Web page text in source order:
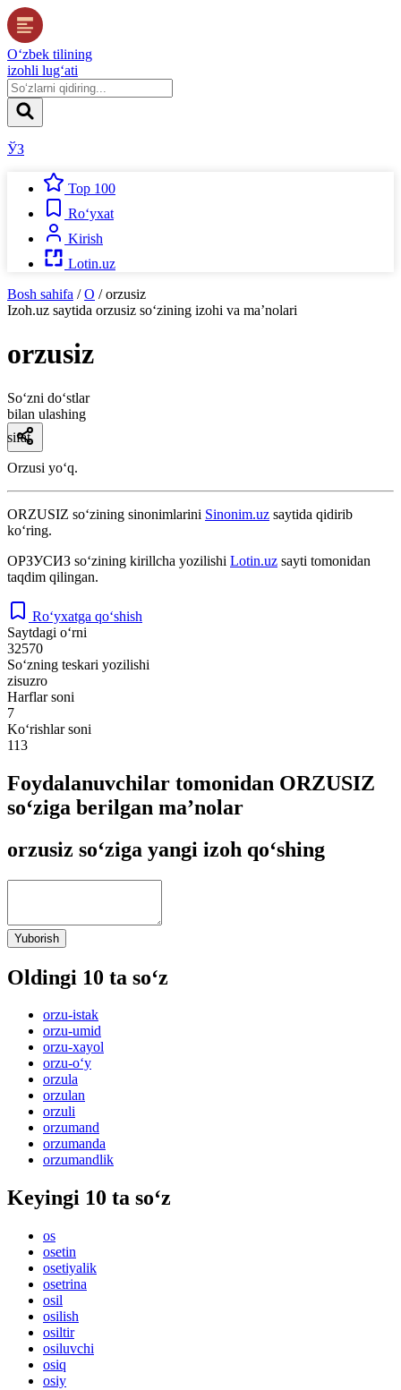
O‘zbek tilining
izohli lug‘ati
ЎЗ
Top 100
Ro‘yxat
Kirish
Lotin.uz
Bosh sahifa / O / orzusiz
Izoh.uz saytida orzusiz so‘zining izohi va ma’nolari
orzusiz
So‘zni do‘stlar
bilan ulashing
sifat
Orzusi yoʻq.
ORZUSIZ so‘zining sinonimlarini Sinonim.uz saytida qidirib
ko‘ring.
ОРЗУСИЗ so‘zining kirillcha yozilishi Lotin.uz sayti tomonidan
taqdim qilingan.
Ro‘yxatga qo‘shish
Saytdagi o‘rni
32570
So‘zning teskari yozilishi
zisuzro
Harflar soni
7
Ko‘rishlar soni
113
Foydalanuvchilar tomonidan ORZUSIZ
so‘ziga berilgan ma’nolar
orzusiz so‘ziga yangi izoh qo‘shing
Yuborish
Oldingi 10 ta so‘z
orzu-istak
orzu-umid
orzu-xayol
orzu-o‘y
orzula
orzulan
orzuli
orzumand
orzumanda
orzumandlik
Keyingi 10 ta so‘z
os
osetin
osetiyalik
osetrina
osil
osilish
osiltir
osiluvchi
osiq
osiy